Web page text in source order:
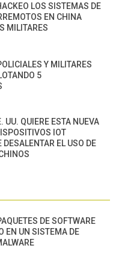
LOS SISTEMAS DE
EN CHINA
MILITARES
Y MILITARES
5
UU. QUIERE ESTA NUEVA
IOT
DESALENTAR EL USO DE
DE SOFTWARE
EN UN SISTEMA DE